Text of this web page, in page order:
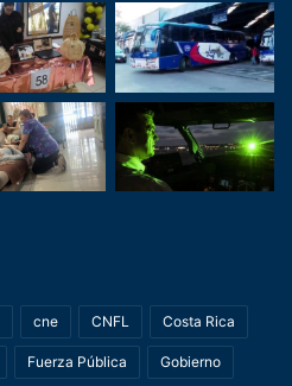
cne CNFL Costa Rica
Fuerza Pública Gobierno